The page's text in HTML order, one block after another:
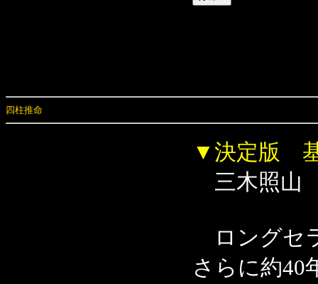
四柱推命
▼決定版 基
三木照山
ロングセ
さらに約40